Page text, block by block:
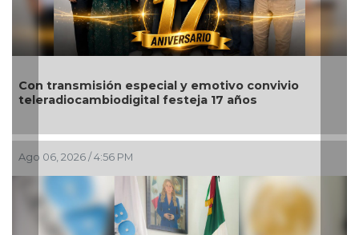
Nahle encabeza en Poza Rica entrega de apoyos
para impulsar el emprendimiento y bienestar de la
región norte
Ago 06, 2026 / 2:08 PM